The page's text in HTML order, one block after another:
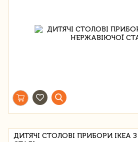
ДИТЯЧІ СТОЛОВІ ПРИБОРИ IKEA